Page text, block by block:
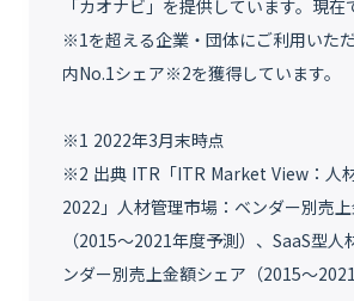
「カオナビ」を提供しています。現
※1を超える企業・団体にご利用いた
内No.1シェア※2を獲得しています。
※1 2022年3月末時点
※2 出典 ITR「ITR Market View：人
2022」人材管理市場：ベンダー別売
（2015～2021年度予測）、SaaS型人
ンダー別売上金額シェア（2015～2021